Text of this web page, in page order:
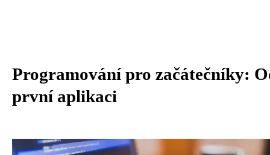
Programování pro začátečníky:
první aplikaci